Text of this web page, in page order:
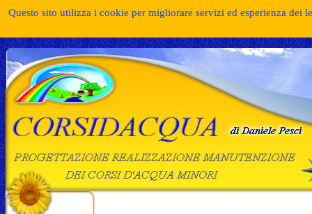
Questo sito utilizza i cookie per migliorare servizi ed esperienza dei